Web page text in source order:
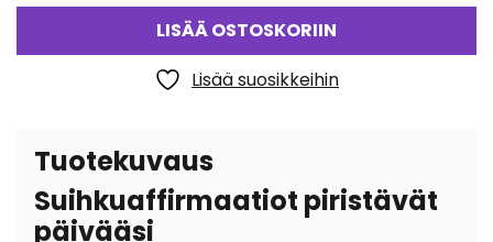
LISÄÄ OSTOSKORIIN
Lisää suosikkeihin
Tuotekuvaus
Suihkuaffirmaatiot piristävät
päivääsi